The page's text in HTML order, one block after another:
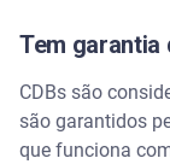
Tem garantia
CDBs são
são garantidos
que funciona